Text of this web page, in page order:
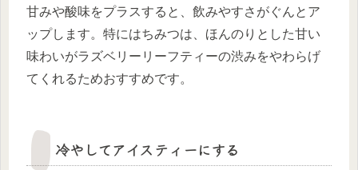
甘みや酸味をプラスすると、飲みやすさがぐんとア
ップします。特にはちみつは、ほんのりとした甘い
味わいがラズベリーリーフティーの渋みをやわらげ
てくれるためおすすめです。
冷やしてアイスティーにする